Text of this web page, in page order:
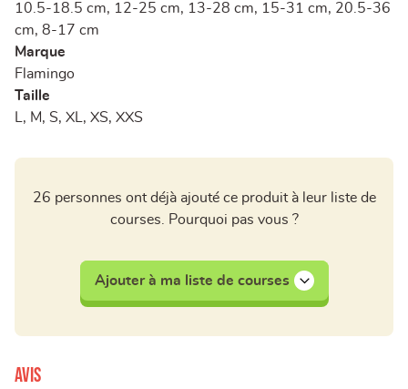
10.5-18.5 cm, 12-25 cm, 13-28 cm, 15-31 cm, 20.5-36
cm, 8-17 cm
Marque
Flamingo
Taille
L, M, S, XL, XS, XXS
26 personnes ont déjà ajouté ce produit à leur liste de
courses. Pourquoi pas vous ?
Ajouter à ma liste de courses
Avis